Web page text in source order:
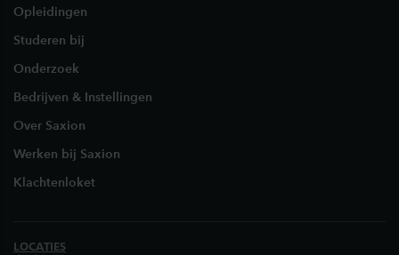
Opleidingen
Studeren bij
Onderzoek
Bedrijven & Instellingen
Over Saxion
Werken bij Saxion
Klachtenloket
LOCATIES